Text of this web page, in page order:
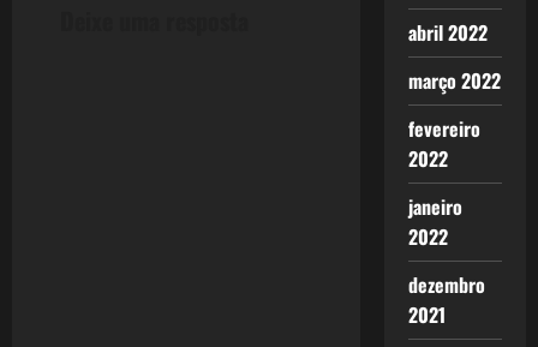
abril 2022
março 2022
fevereiro
2022
janeiro
2022
dezembro
2021